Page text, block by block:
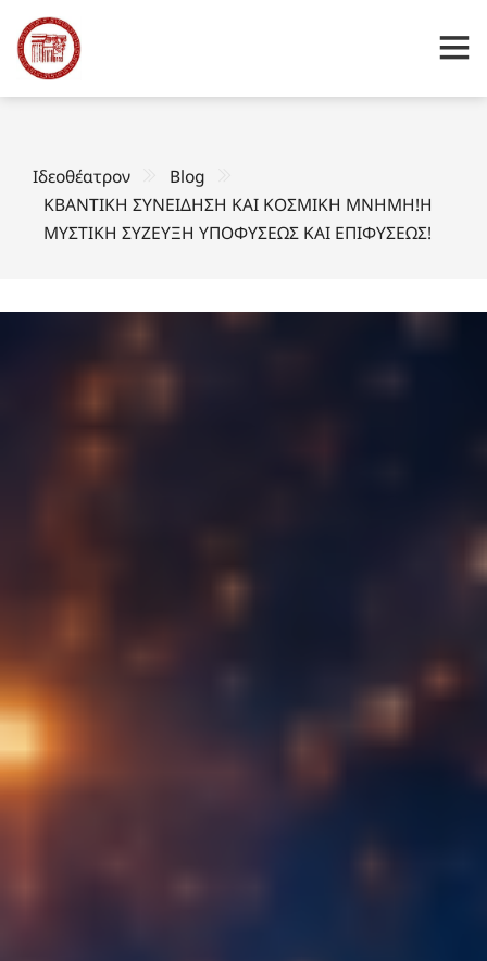
Ιδεοθέατρον
Blog
ΚΒΑΝΤΙΚΗ ΣΥΝΕΙΔΗΣΗ ΚΑΙ ΚΟΣΜΙΚΗ ΜΝΗΜΗ!Η
ΜΥΣΤΙΚΗ ΣΥΖΕΥΞΗ ΥΠΟΦΥΣΕΩΣ ΚΑΙ ΕΠΙΦΥΣΕΩΣ!